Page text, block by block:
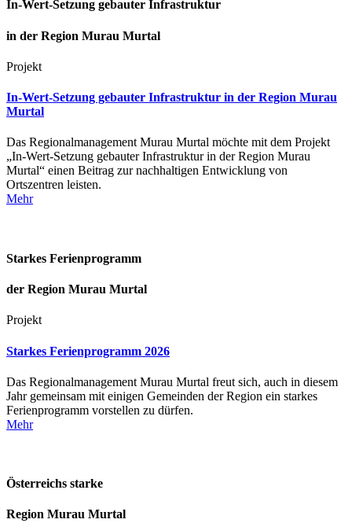
In-Wert-Setzung gebauter Infrastruktur
in der Region Murau Murtal
Projekt
In-Wert-Setzung gebauter Infrastruktur in der Region Murau
Murtal
Das Regionalmanagement Murau Murtal möchte mit dem Projekt
„In-Wert-Setzung gebauter Infrastruktur in der Region Murau
Murtal“ einen Beitrag zur nachhaltigen Entwicklung von
Ortszentren leisten.
Mehr
Starkes Ferienprogramm
der Region Murau Murtal
Projekt
Starkes Ferienprogramm 2026
Das Regionalmanagement Murau Murtal freut sich, auch in diesem
Jahr gemeinsam mit einigen Gemeinden der Region ein starkes
Ferienprogramm vorstellen zu dürfen.
Mehr
Österreichs starke
Region Murau Murtal